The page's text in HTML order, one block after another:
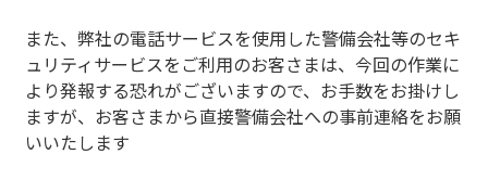
また、弊社の電話サービスを使用した警備会社等のセキ
ュリティサービスをご利用のお客さまは、今回の作業に
より発報する恐れがございますので、お手数をお掛けし
ますが、お客さまから直接警備会社への事前連絡をお願
いいたします